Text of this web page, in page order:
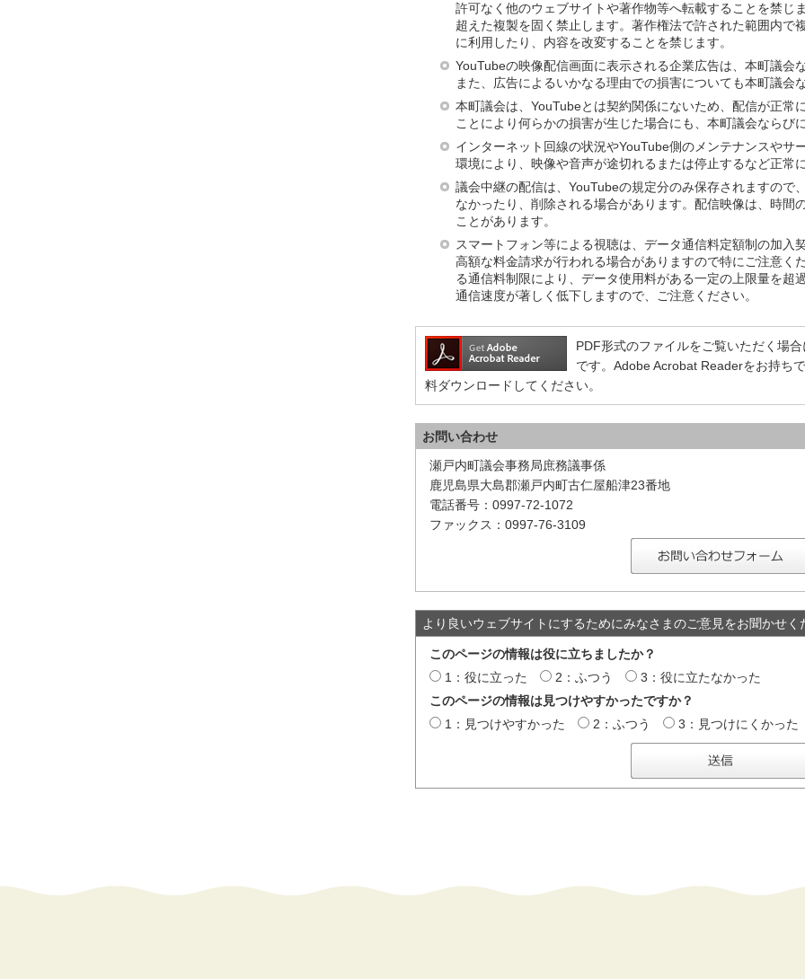
許可なく他のウェブサイトや著作物等へ転載することを禁じ
超えた複製を固く禁止します。著作権法で許された範囲内で
に利用したり、内容を改変することを禁じます。
YouTubeの映像配信画面に表示される企業広告は、本町議会
また、広告によるいかなる理由での損害についても本町議会
本町議会は、YouTubeとは契約関係にないため、配信が正常
ことにより何らかの損害が生じた場合にも、本町議会ならび
インターネット回線の状況やYouTube側のメンテナンスやサ
環境により、映像や音声が途切れるまたは停止するなど正常
議会中継の配信は、YouTubeの規定分のみ保存されますので
なかったり、削除される場合があります。配信映像は、時間
ことがあります。
スマートフォン等による視聴は、データ通信料定額制の加入
高額な料金請求が行われる場合がありますので特にご注意く
る通信料制限により、データ使用料がある一定の上限量を超
通信速度が著しく低下しますので、ご注意ください。
PDF形式のファイルをご覧いただく場
です。Adobe Acrobat Readerをお持ち
料ダウンロードしてください。
お問い合わせ
瀬戸内町議会事務局庶務議事係
鹿児島県大島郡瀬戸内町古仁屋船津23番地
電話番号：0997-72-1072
ファックス：0997-76-3109
より良いウェブサイトにするためにみなさまのご意見をお聞かせく
このページの情報は役に立ちましたか？
1：役に立った
2：ふつう
3：役に立たなかった
このページの情報は見つけやすかったですか？
1：見つけやすかった
2：ふつう 3：見つけにくかった